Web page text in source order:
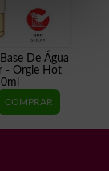
De Água
- Orgie Hot